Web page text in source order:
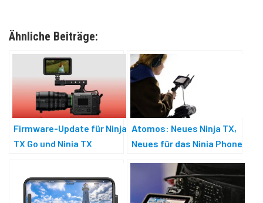
Ähnliche Beiträge:
Firmware-Update für Ninja
TX Go und Ninja TX
Atomos: Neues Ninja TX,
Neues für das Ninja Phone